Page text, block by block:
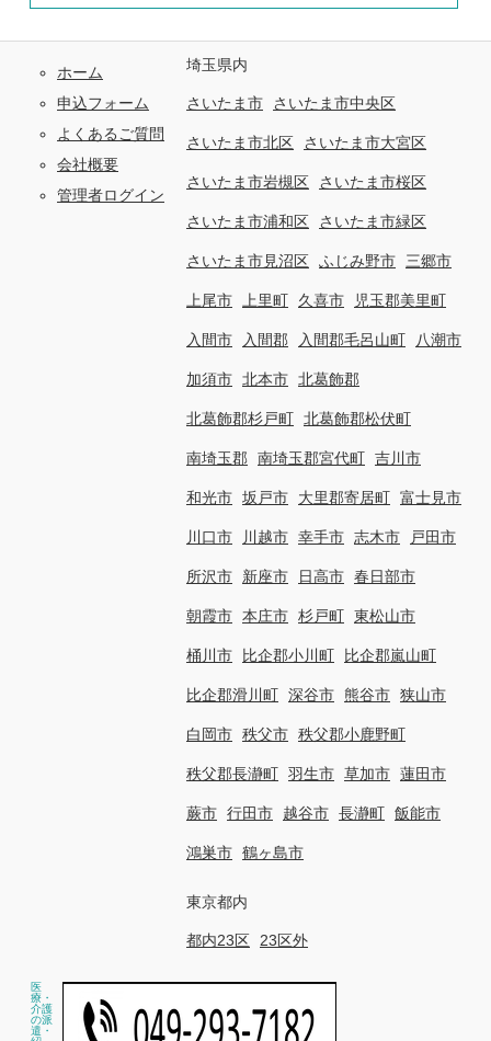
ホーム
申込フォーム
よくあるご質問
会社概要
管理者ログイン
埼玉県内
さいたま市 さいたま市中央区
さいたま市北区 さいたま市大宮区
さいたま市岩槻区 さいたま市桜区
さいたま市浦和区 さいたま市緑区
さいたま市見沼区 ふじみ野市 三郷市
上尾市 上里町 久喜市 児玉郡美里町
入間市 入間郡 入間郡毛呂山町 八潮市
加須市 北本市 北葛飾郡
北葛飾郡杉戸町 北葛飾郡松伏町
南埼玉郡 南埼玉郡宮代町 吉川市
和光市 坂戸市 大里郡寄居町 富士見市
川口市 川越市 幸手市 志木市 戸田市
所沢市 新座市 日高市 春日部市
朝霞市 本庄市 杉戸町 東松山市
桶川市 比企郡小川町 比企郡嵐山町
比企郡滑川町 深谷市 熊谷市 狭山市
白岡市 秩父市 秩父郡小鹿野町
秩父郡長瀞町 羽生市 草加市 蓮田市
蕨市 行田市 越谷市 長瀞町 飯能市
鴻巣市 鶴ヶ島市
東京都内
都内23区 23区外
医
療・
介護
の派
遣・